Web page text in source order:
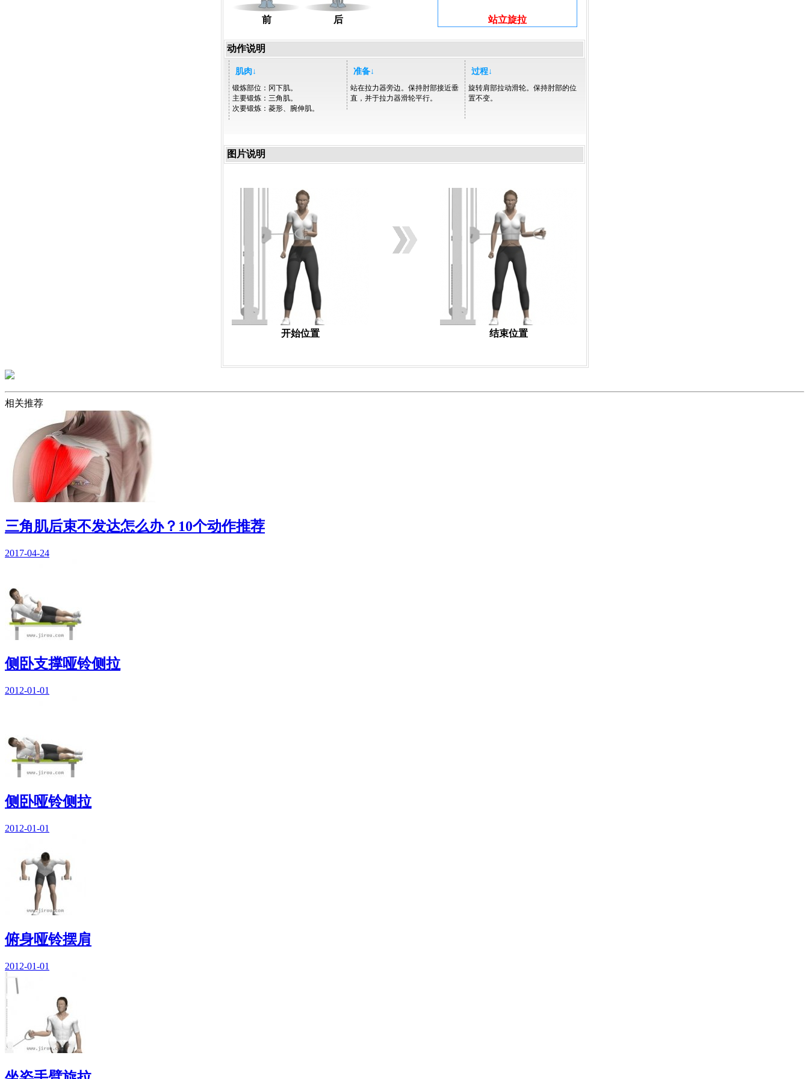
前 后 站立旋拉
动作说明
肌肉↓
锻炼部位：冈下肌。
主要锻炼：三角肌。
次要锻炼：菱形、腕伸肌。
准备↓
站在拉力器旁边。保持肘部接近垂
直，并于拉力器滑轮平行。
过程↓
旋转肩部拉动滑轮。保持肘部的位
置不变。
图片说明
开始位置 结束位置
相关推荐
三角肌后束不发达怎么办？10个动作推荐
2017-04-24
侧卧支撑哑铃侧拉
2012-01-01
侧卧哑铃侧拉
2012-01-01
俯身哑铃摆肩
2012-01-01